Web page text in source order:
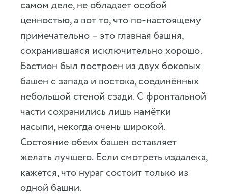
самом деле, не обладает особой
ценностью, а вот то, что по-настоящему
примечательно – это главная башня,
сохранившаяся исключительно хорошо.
Бастион был построен из двух боковых
башен с запада и востока, соединённых
небольшой стеной сзади. С фронтальной
части сохранились лишь намётки
насыпи, некогда очень широкой.
Состояние обеих башен оставляет
желать лучшего. Если смотреть издалека,
кажется, что нураг состоит только из
одной башни.